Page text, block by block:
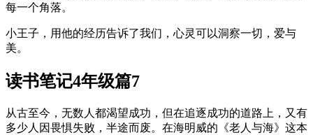
每一个角落。
小王子，用他的经历告诉了我们，心灵可以洞察一切，爱与
美。
读书笔记4年级篇7
从古至今，无数人都渴望成功，但在追逐成功的道路上，又有
多少人因畏惧失败，半途而废。在海明威的《老人与海》这本